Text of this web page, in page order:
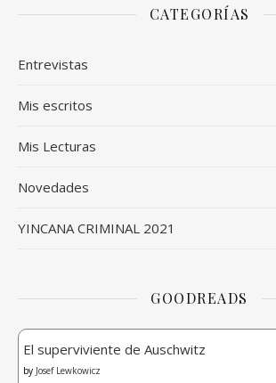
CATEGORÍAS
Entrevistas
Mis escritos
Mis Lecturas
Novedades
YINCANA CRIMINAL 2021
GOODREADS
El superviviente de Auschwitz
by Josef Lewkowicz